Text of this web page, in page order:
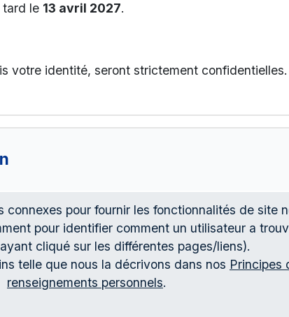
tard le 13 avril 2027.
votre identité, seront strictement
entièrement rempli et tout document requis
pour fournir les fonctionnalités de site
pour identifier comment un utilisateur a
cliqué sur les différentes pages/liens).
telle que nous la décrivons dans nos Principes
renseignements personnels.